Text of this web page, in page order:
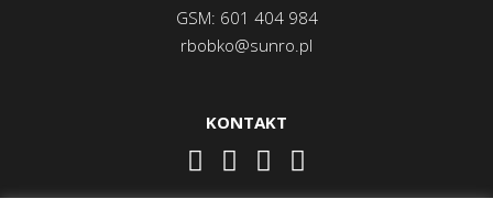
GSM: 601 404 984
rbobko@sunro.pl
KONTAKT